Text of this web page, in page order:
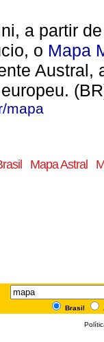
a partir
o Mapa
Austral,
mapa
Mapa Astral
Brasil